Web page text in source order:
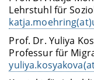
Lehrstuhl für
Prof. Dr. Yuliya
Professur für